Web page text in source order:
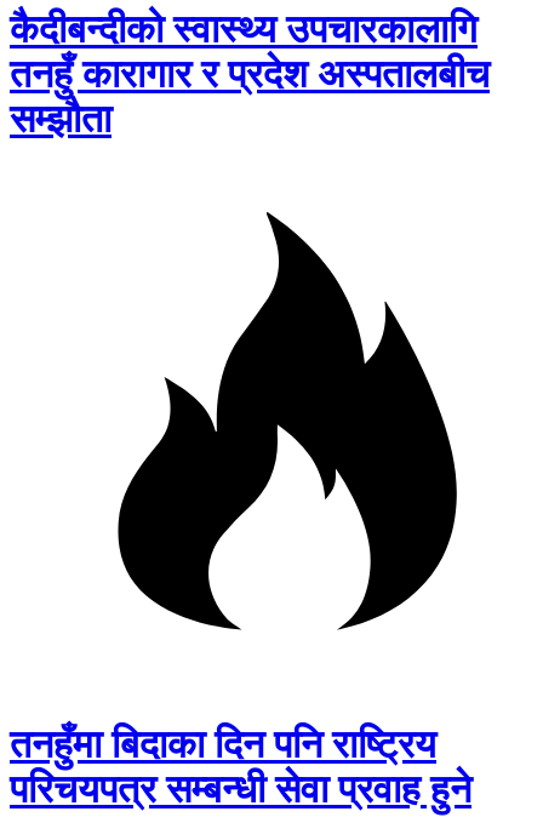
कैदीबन्दीको स्वास्थ्य उपचारकालागि
तनहुँ कारागार र प्रदेश अस्पतालबीच
सम्झौता
तनहुँमा बिदाका दिन पनि राष्ट्रिय
परिचयपत्र सम्बन्धी सेवा प्रवाह हुने